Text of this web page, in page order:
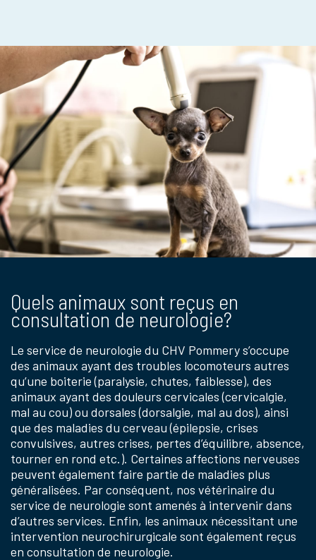
Quels animaux sont reçus en
consultation de neurologie?
Le service de neurologie du CHV Pommery s’occupe
des animaux ayant des troubles locomoteurs autres
qu’une boiterie (paralysie, chutes, faiblesse), des
animaux ayant des douleurs cervicales (cervicalgie,
mal au cou) ou dorsales (dorsalgie, mal au dos), ainsi
que des maladies du cerveau (épilepsie, crises
convulsives, autres crises, pertes d’équilibre, absence,
tourner en rond etc.). Certaines affections nerveuses
peuvent également faire partie de maladies plus
généralisées. Par conséquent, nos vétérinaire du
service de neurologie sont amenés à intervenir dans
d’autres services. Enfin, les animaux nécessitant une
intervention neurochirurgicale sont également reçus
en consultation de neurologie.